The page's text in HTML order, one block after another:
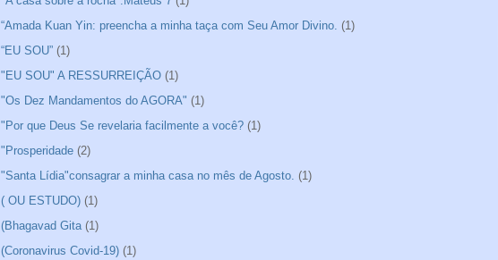
“Amada Kuan Yin: preencha a minha taça com Seu Amor Divino. (1)
“EU SOU” (1)
"EU SOU" A RESSURREIÇÃO (1)
"Os Dez Mandamentos do AGORA" (1)
"Por que Deus Se revelaria facilmente a você? (1)
"Prosperidade (2)
"Santa Lídia"consagrar a minha casa no mês de Agosto. (1)
( OU ESTUDO) (1)
(Bhagavad Gita (1)
(Coronavirus Covid-19) (1)